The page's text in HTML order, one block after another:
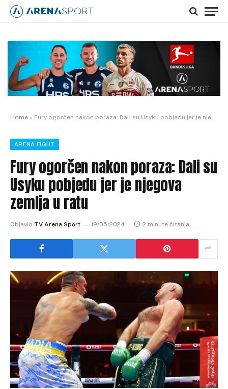
Home » Fury ogorčen nakon poraza: Dali su Usyku pobjedu jer je njegova zemlja u ratu
ARENA FIGHT
Fury ogorčen nakon poraza: Dali su
Usyku pobjedu jer je njegova
zemlja u ratu
Objavio TV Arena Sport 19/05/2024 2 minute čitanja